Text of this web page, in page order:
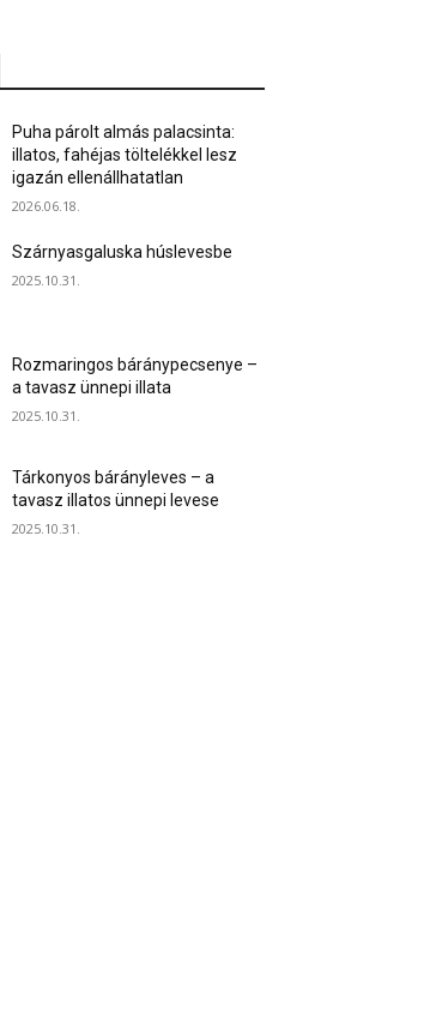
Puha párolt almás palacsinta:
illatos, fahéjas töltelékkel lesz
igazán ellenállhatatlan
2026.06.18.
Szárnyasgaluska húslevesbe
2025.10.31.
Rozmaringos báránypecsenye –
a tavasz ünnepi illata
2025.10.31.
Tárkonyos bárányleves – a
tavasz illatos ünnepi levese
2025.10.31.